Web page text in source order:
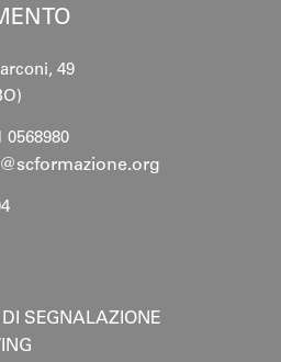
49
0568980
SEGNALAZIONE